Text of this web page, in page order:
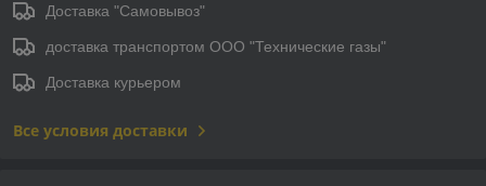
Доставка "Самовывоз"
доставка транспортом ООО "Технические газы"
Доставка курьером
Все условия доставки